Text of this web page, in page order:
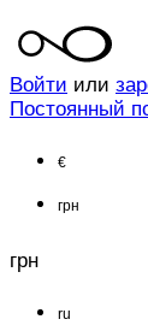
Войти или
Постоянный
€
грн
грн
ru